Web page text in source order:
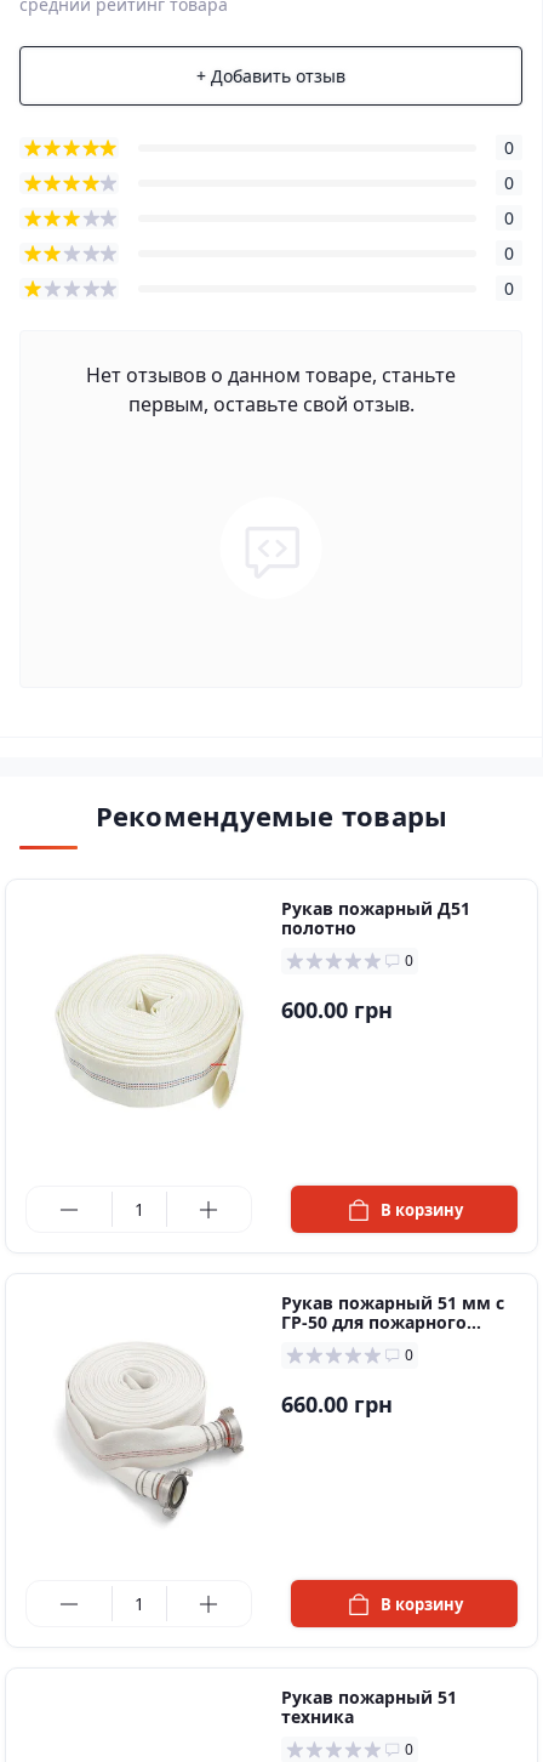
+ Добавить отзыв
0
0
0
0
0
Нет отзывов о данном товаре, станьте
первым, оставьте свой отзыв.
Рекомендуемые товары
Рукaв пожapный Д51
пoлoтнo
0
600.00 грн
В корзину
Рукaв пoжaрный 51 мм c
ГР-50 для пoжaрнoгo
шкaфa
0
660.00 грн
В корзину
Рукав пожарный 51
техника
0